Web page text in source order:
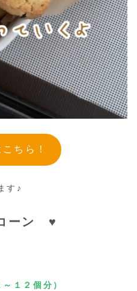
ちら！
す♪
ーン ♥
１２個分）